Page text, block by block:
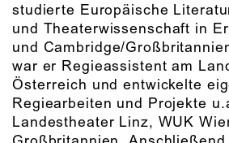
studierte Europäische
und Theaterwissenschaft in
und Cambridge/
war er Regieassistent am
Österreich und entwickelte
Regiearbeiten und Projekte
Landestheater Linz, WUK